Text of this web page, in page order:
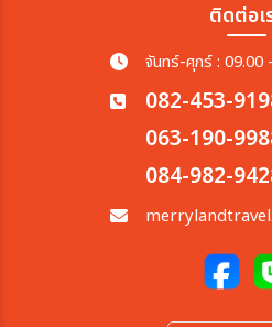
ติดต่อเ
จันทร์-ศุกร์ : 09.00
082-453-
063-190-
084-982-